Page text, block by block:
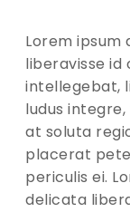
Lorem
liberavisse id
intellegebat,
ludus
at soluta
placerat
periculis ei.
delicata